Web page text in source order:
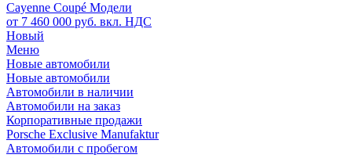
Cayenne Coupé Модели
от 7 460 000 руб. вкл. НДС
Новый
Меню
Новые автомобили
Новые автомобили
Автомобили в наличии
Автомобили на заказ
Корпоративные продажи
Porsche Exclusive Manufaktur
Автомобили с пробегом